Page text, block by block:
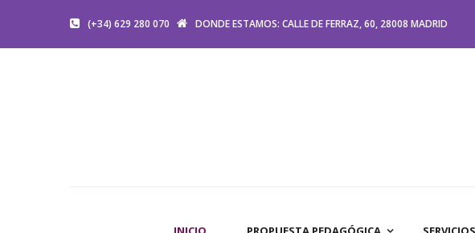
(+34) 629 280 070 DONDE ESTAMOS: CALLE DE FERRAZ, 60, 28008 MADRID